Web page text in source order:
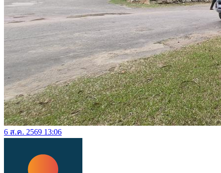
6 ส.ค. 2569 13:06